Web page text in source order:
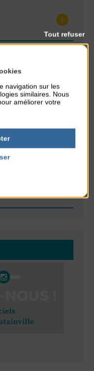
navigation sur les
similaires. Nous
améliorer votre
Tout refuser